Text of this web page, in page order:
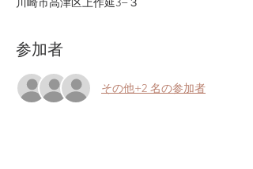
参加者
その他+2 名の参加者